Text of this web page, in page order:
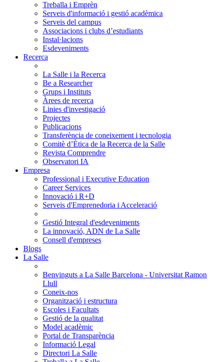
Treballa i Emprèn
Serveis d'informació i gestió acadèmica
Serveis del campus
Associacions i clubs d’estudiants
Instal·lacions
Esdeveniments
Recerca
La Salle i la Recerca
Be a Researcher
Grups i Instituts
Àrees de recerca
Linies d'investigació
Projectes
Publicacions
Transferència de coneixement i tecnologia
Comitè d’Ètica de la Recerca de la Salle
Revista Comprendre
Observatori IA
Empresa
Professional i Executive Education
Career Services
Innovació i R+D
Serveis d'Emprenedoria i Acceleració
Gestió Integral d'esdeveniments
La innovació, ADN de La Salle
Consell d'empreses
Blogs
La Salle
Benvinguts a La Salle Barcelona - Universitat Ramon
Llull
Coneix-nos
Organització i estructura
Escoles i Facultats
Gestió de la qualitat
Model acadèmic
Portal de Transparència
Informació Legal
Directori La Salle